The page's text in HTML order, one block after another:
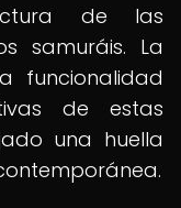
de las
samuráis. La
funcionalidad
de estas
una huella